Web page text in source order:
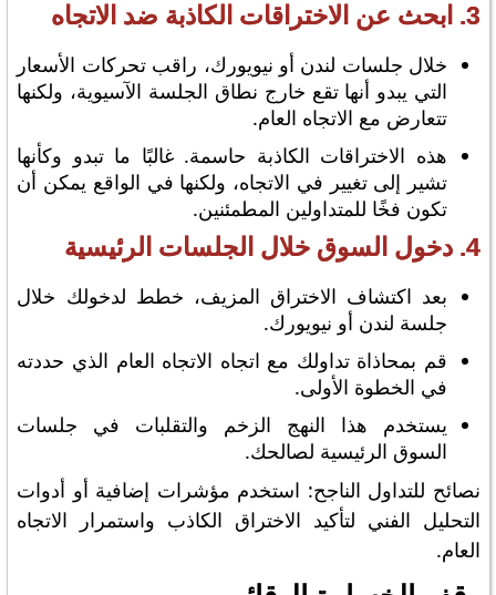
3. ابحث عن الاختراقات الكاذبة ضد الاتجاه
خلال جلسات لندن أو نيويورك، راقب تحركات الأسعار
التي يبدو أنها تقع خارج نطاق الجلسة الآسيوية، ولكنها
تتعارض مع الاتجاه العام.
هذه الاختراقات الكاذبة حاسمة. غالبًا ما تبدو وكأنها
تشير إلى تغيير في الاتجاه، ولكنها في الواقع يمكن أن
تكون فخًا للمتداولين المطمئنين.
4. دخول السوق خلال الجلسات الرئيسية
بعد اكتشاف الاختراق المزيف، خطط لدخولك خلال
جلسة لندن أو نيويورك.
قم بمحاذاة تداولك مع اتجاه الاتجاه العام الذي حددته
في الخطوة الأولى.
يستخدم هذا النهج الزخم والتقلبات في جلسات
السوق الرئيسية لصالحك.
نصائح للتداول الناجح: استخدم مؤشرات إضافية أو أدوات
التحليل الفني لتأكيد الاختراق الكاذب واستمرار الاتجاه
العام.